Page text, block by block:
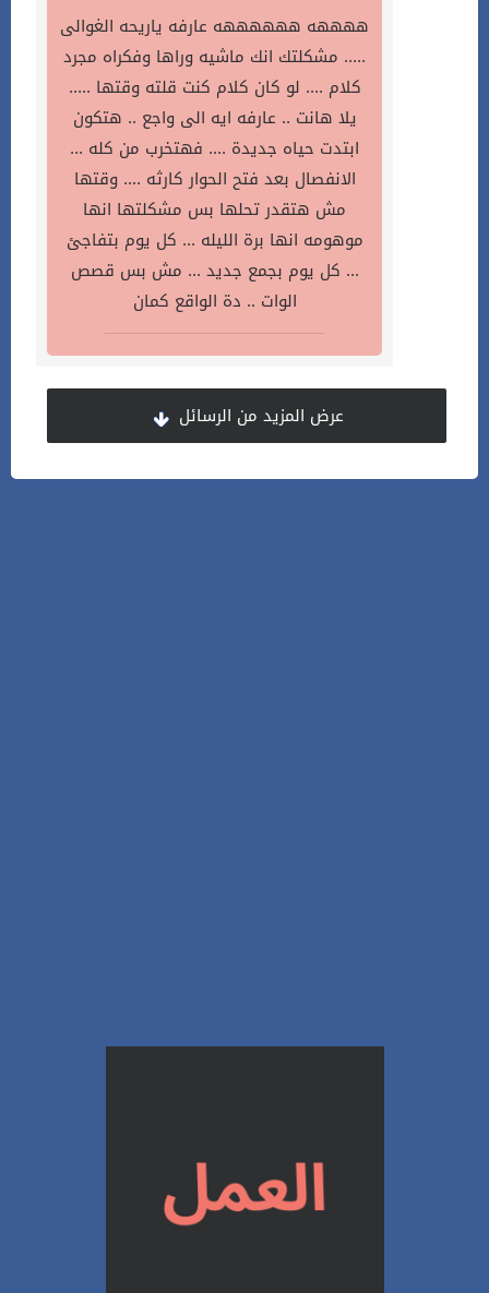
ههههه ههههههه عارفه ياريحه الغوالى
..... مشكلتك انك ماشيه وراها وفكراه مجرد
كلام .... لو كان كلام كنت قلته وقتها .....
يلا هانت .. عارفه ايه الى واجع .. هتكون
ابتدت حياه جديدة .... فهتخرب من كله ...
الانفصال بعد فتح الحوار كارثه .... وقتها
مش هتقدر تحلها بس مشكلتها انها
موهومه انها برة الليله ... كل يوم بتفاجئ
... كل يوم بجمع جديد ... مش بس قصص
الوات .. دة الواقع كمان
عرض المزيد من الرسائل